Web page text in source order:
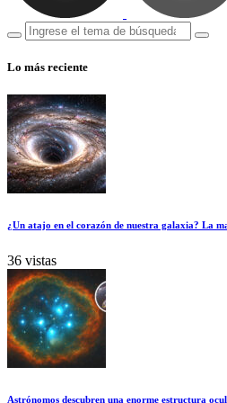
Lo más reciente
¿Un atajo en el corazón de nuestra galaxia? La
36 vistas
Astrónomos descubren una enorme estructura